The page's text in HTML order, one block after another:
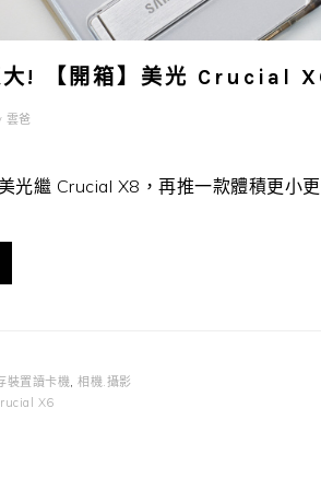
大! 【開箱】美光 Crucial
雲爸
光繼 Crucial X8，再推一款體積更小
裝置讀卡機 相機.攝影
X6